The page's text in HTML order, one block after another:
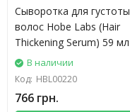
Сыворотка для густоты
волос Hobe Labs (Hair
Thickening Serum) 59 мл
В наличии
Код: HBL00220
766 грн.